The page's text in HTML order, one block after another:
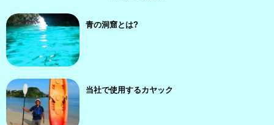
青の洞窟とは?
当社で使用するカヤック